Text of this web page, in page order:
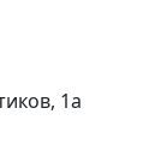
1а